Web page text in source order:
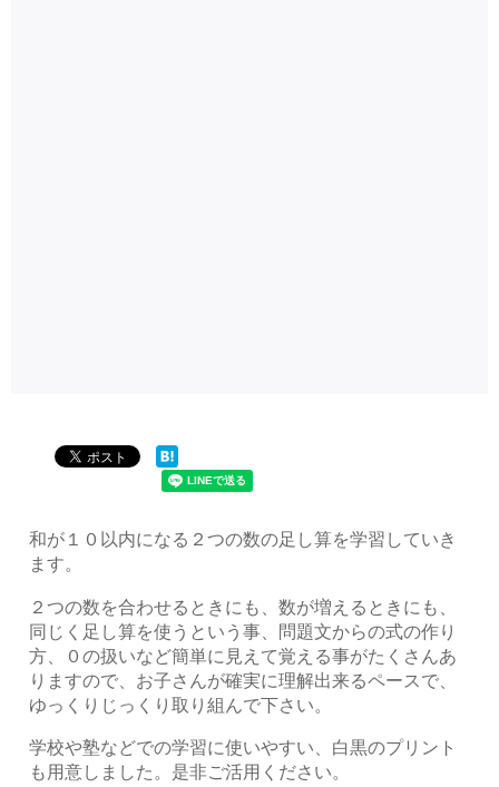
和が１０以内になる２つの数の足し算を学習していき
ます。
２つの数を合わせるときにも、数が増えるときにも、
同じく足し算を使うという事、問題文からの式の作り
方、０の扱いなど簡単に見えて覚える事がたくさんあ
りますので、お子さんが確実に理解出来るペースで、
ゆっくりじっくり取り組んで下さい。
学校や塾などでの学習に使いやすい、白黒のプリント
も用意しました。是非ご活用ください。